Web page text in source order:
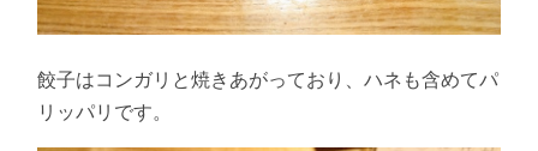
餃子はコンガリと焼きあがっており、ハネも含めてパ
リッパリです。